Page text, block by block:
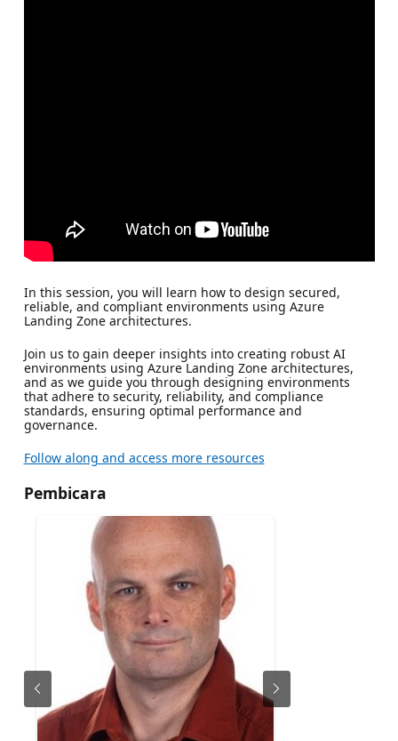
In this session, you will learn how to design secured,
reliable, and compliant environments using Azure
Landing Zone architectures.
Join us to gain deeper insights into creating robust AI
environments using Azure Landing Zone architectures,
and as we guide you through designing environments
that adhere to security, reliability, and compliance
standards, ensuring optimal performance and
governance.
Follow along and access more resources
Pembicara